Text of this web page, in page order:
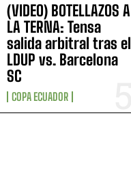
(VIDEO) BOTELLAZOS A
LA TERNA: Tensa
salida arbitral tras el
LDUP vs. Barcelona
SC
COPA ECUADOR